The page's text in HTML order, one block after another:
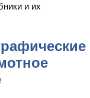
и их